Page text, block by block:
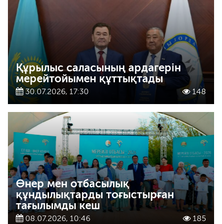
Құрылыс саласының ардагерін
мерейтойымен құттықтады
30.07.2026, 17:30 148
Өнер мен отбасылық
құндылықтарды тоғыстырған
тағылымды кеш
08.07.2026, 10:46 185